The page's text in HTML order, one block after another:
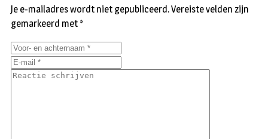
Je e-mailadres wordt niet gepubliceerd.Vereiste velden zijn
gemarkeerd met *